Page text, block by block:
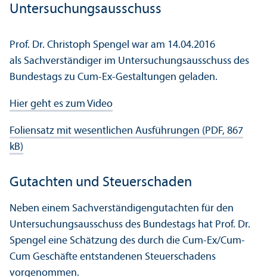
Unter­suchungs­ausschuss
Prof. Dr. Christoph Spengel war am 14.04.2016
als Sachverständiger im Unter­suchungs­ausschuss des
Bundestags zu Cum-Ex-Gestaltungen geladen.
Hier geht es zum Video
Foliensatz mit wesentlichen Ausführungen (PDF, 867
kB)
Gutachten und Steuerschaden
Neben einem Sachverständigengutachten für den
Unter­suchungs­ausschuss des Bundestags hat Prof. Dr.
Spengel eine Schätzung des durch die Cum-Ex/Cum-
Cum Geschäfte entstandenen Steuerschadens
vorgenommen.